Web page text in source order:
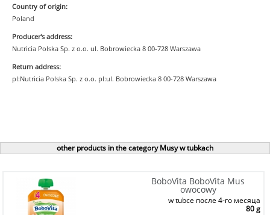
Country of origin:
Poland
Producer's address:
Nutricia Polska Sp. z o.o. ul. Bobrowiecka 8 00-728 Warszawa
Return address:
pl:Nutricia Polska Sp. z o.o. pl:ul. Bobrowiecka 8 00-728 Warszawa
other products in the category Musy w tubkach
BoboVita BoboVita Mus
owocowy
w tubce после 4-го месяца
80 g